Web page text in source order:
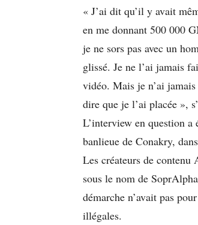
« J’ai dit qu’il y avait
en me donnant 500 000
je ne sors pas avec un
glissé. Je ne l’ai jamais
vidéo. Mais je n’ai
dire que je l’ai placée »,
L’interview en question a
banlieue de Conakry,
Les créateurs de
sous le nom de
démarche n’avait pas
illégales.